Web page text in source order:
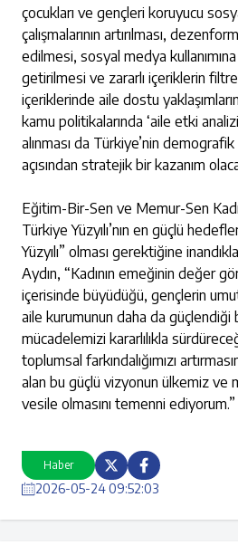
Haber
2026-05-24 09:52:03
çocukları ve gençleri koruyucu
çalışmalarının artırılması,
edilmesi, sosyal medya kullanımına
getirilmesi ve zararlı içeriklerin
içeriklerinde aile dostu
kamu politikalarında ‘aile etki
alınması da Türkiye’nin
açısından stratejik bir kazanım
Eğitim-Bir-Sen ve Memur-Sen
Türkiye Yüzyılı’nın en güçlü
Yüzyılı” olması gerektiğine
Aydın, “Kadının emeğinin değer
içerisinde büyüdüğü, gençlerin
aile kurumunun daha da güçlendiği
mücadelemizi kararlılıkla
toplumsal farkındalığımızı
alan bu güçlü vizyonun ülkemiz ve
vesile olmasını temenni